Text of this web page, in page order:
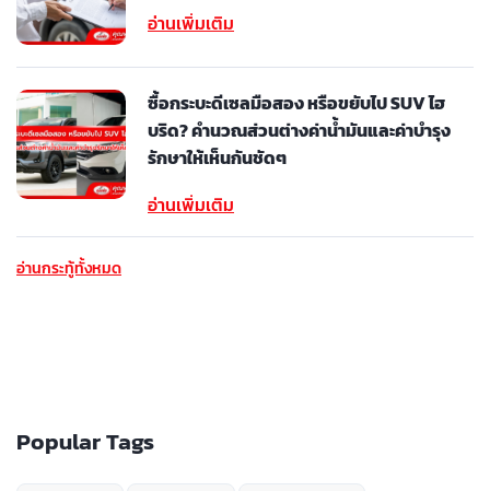
อ่านเพิ่มเติม
ซื้อกระบะดีเซลมือสอง หรือขยับไป SUV ไฮ
บริด? คำนวณส่วนต่างค่าน้ำมันและค่าบำรุง
รักษาให้เห็นกันชัดๆ
อ่านเพิ่มเติม
อ่านกระทู้ทั้งหมด
Popular Tags